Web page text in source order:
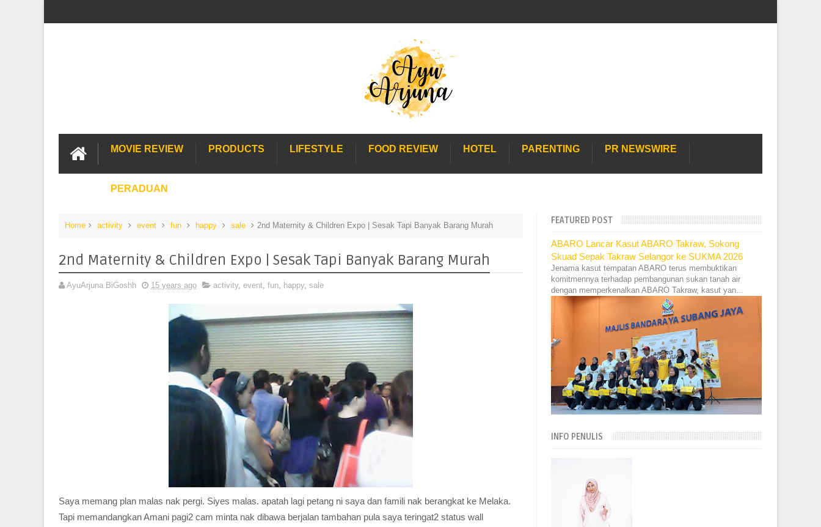
MOVIE REVIEW PRODUCTS LIFESTYLE FOOD REVIEW HOTEL PARENTING PR NEWSWIRE
PERADUAN
Home activity event fun happy sale 2nd Maternity & Children Expo | Sesak Tapi Banyak Barang Murah
2nd Maternity & Children Expo | Sesak Tapi Banyak Barang Murah
AyuArjuna BiGoshh 15 years ago activity, event, fun, happy, sale
Saya memang plan malas nak pergi. Siyes malas. apatah lagi petang ni saya dan famili nak berangkat ke Melaka.
Tapi memandangkan Amani pagi2 cam minta nak dibawa berjalan tambahan pula saya teringat2 status wall
FEATURED POST
ABARO Lancar Kasut ABARO Takraw, Sokong
Skuad Sepak Takraw Selangor ke SUKMA 2026
Jenama kasut tempatan ABARO terus membuktikan
komitmennya terhadap pembangunan sukan tanah air
dengan memperkenalkan ABARO Takraw, kasut yan...
INFO PENULIS